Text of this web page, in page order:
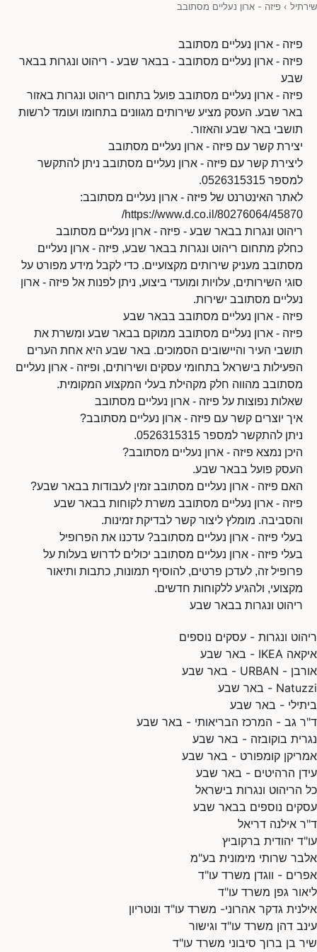
שירתיל › פיזה - ארון נעליים מסתובב
פיזה - ארון נעליים מסתובב
פיזה - ארון נעליים מסתובב - בבאר שבע - ריהוט ונגרות בבאר
שבע
פיזה - ארון נעליים מסתובב פועל בתחום ריהוט ונגרות באזור
באר שבע. העסק מציע שירותים מגוונים בתחומו ועומד לרשות
תושבי באר שבע והאזור.
יצירת קשר עם פיזה - ארון נעליים מסתובב
ליצירת קשר עם פיזה - ארון נעליים מסתובב ניתן להתקשר
למספר 0526315315.
לאתר האינטרנט של פיזה - ארון נעליים מסתובב:
https://www.d.co.il/80276064/45870/
ריהוט ונגרות בבאר שבע - פיזה - ארון נעליים מסתובב
כחלק מתחום ריהוט ונגרות בבאר שבע, פיזה - ארון נעליים
מסתובב מעניק שירותים מקצועיים. כדי לקבל מידע מפורט על
סוגי השירותים, עלויות ומועדי ביצוע, ניתן לפנות אל פיזה - ארון
נעליים מסתובב ישירות.
פיזה - ארון נעליים מסתובב בבאר שבע
פיזה - ארון נעליים מסתובב ממוקם בבאר שבע ומשרת את
תושבי העיר והיישובים הסמוכים. באר שבע היא אחת הערים
הפעילות בישראל בתחומי עסקים ושירותים, ופיזה - ארון נעליים
מסתובב מהווה חלק מקהילת בעלי המקצוע המקומית.
שאלות נפוצות על פיזה - ארון נעליים מסתובב
איך יוצרים קשר עם פיזה - ארון נעליים מסתובב?
ניתן להתקשר למספר 0526315315.
היכן נמצא פיזה - ארון נעליים מסתובב?
העסק פועל בבאר שבע.
האם פיזה - ארון נעליים מסתובב זמין לעבודות בבאר שבע?
פיזה - ארון נעליים מסתובב משרת לקוחות בבאר שבע
והסביבה. מומלץ ליצור קשר לבדיקת זמינות.
בעלי פיזה - ארון נעליים מסתובב? עדכנו את הפרופיל
בעלי פיזה - ארון נעליים מסתובב יכולים לדרוש בעלות על
פרופיל זה, לעדכן פרטים, להוסיף תמונות, כתבות ותיאור
מקצועי, ולהגיע ללקוחות חדשים.
ריהוט ונגרות בבאר שבע
ריהוט ונגרות - עסקים נוספים
איקאה IKEA - באר שבע
אורבן - URBAN - באר שבע
Natuzzi - באר שבע
ביתילי - באר שבע
ד"ר גב - המרכז הבריאותי - באר שבע
נגרית בוקובזה - באר שבע
אמריקן קומפורט - באר שבע
עידן הרהיטים - באר שבע
כל הריהוט ונגרות בישראל
עסקים נוספים בבאר שבע
ד"ר אילנה דריאל
עו"ד יהודית ברקוביץ
אלבר שרותי מימונית בע"מ
אפרים - ווגדן משרד עו"ד
ליאור גפן משרד עו"ד
אילנית גדקר אהרוני- משרד עו"ד ונוטריון
עינב דהן משרד עו"ד וגישור
שיר בן ברוך סיבוני משרד עו"ד